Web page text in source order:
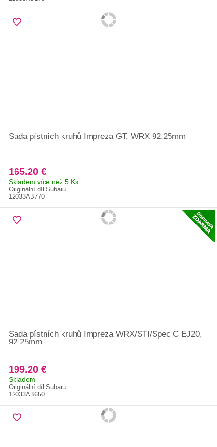
Sada pístních kruhů Impreza GT, WRX 92.25mm
165.20 €
Skladem více než 5 Ks
Originální díl Subaru
12033AB770
Sada pístních kruhů Impreza WRX/STI/Spec C EJ20,
92.25mm
199.20 €
Skladem
Originální díl Subaru
12033AB650